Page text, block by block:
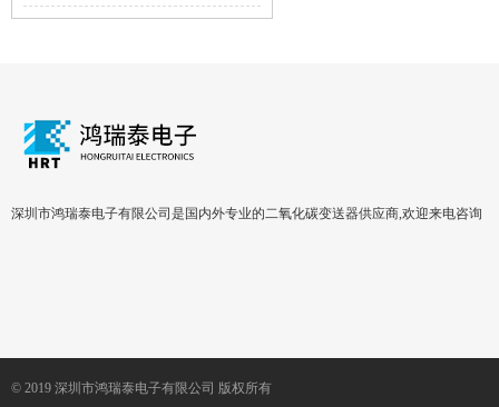
特性
深圳市鸿瑞泰电子有限公司是国内外专业的二氧化碳变送器供应商,欢迎来电咨询
© 2019 深圳市鸿瑞泰电子有限公司 版权所有